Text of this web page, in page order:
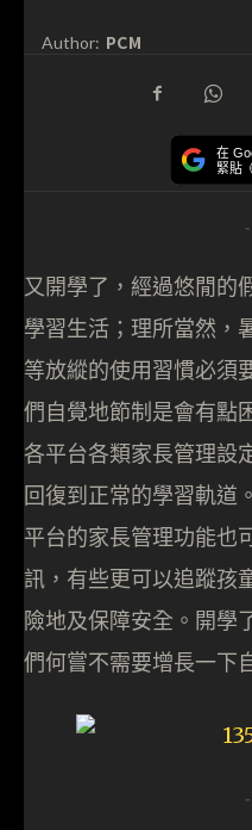
Author: PCM
在
緊貼
又開學了，經過悠閒的
學習生活；理所當然，
等放縱的使用習慣必須
們自覺地節制是會有點
各平台各類家長管理設
回復到正常的學習軌道
平台的家長管理功能也
訊，有些更可以追蹤孩
險地及保障安全。開學
們何嘗不需要增長一下